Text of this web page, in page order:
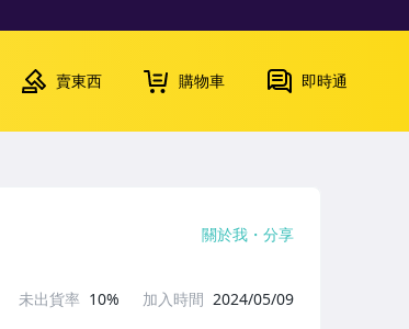
賣東西 購物車 即時通
關於我 分享
未出貨率 10% 加入時間 2024/05/09